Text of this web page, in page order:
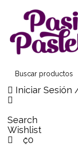
Iniciar Sesión
Search
Wishlist
₡0